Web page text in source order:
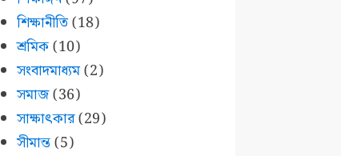
শিক্ষানীতি(18)
শ্রমিক(10)
সংবাদমাধ্যম(2)
সমাজ(36)
সাক্ষাৎকার(29)
সীমান্ত(5)